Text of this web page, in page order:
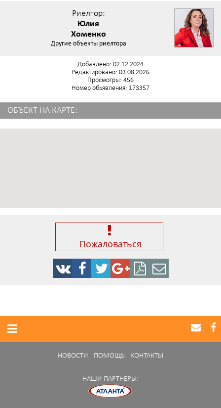
Риелтор:
Юлия
Хоменко
Другие объекты риелтора
Добавлено: 02.12.2024
Редактировано: 03.08.2026
Просмотры: 456
Номер обьявления: 173357
ОБЪЕКТ НА КАРТЕ:
Пожаловаться
НОВОСТИ ПОМОЩЬ КОНТАКТЫ
НАШИ ПАРТНЕРЫ: